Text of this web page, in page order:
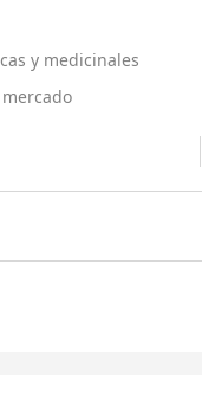
y medicinales